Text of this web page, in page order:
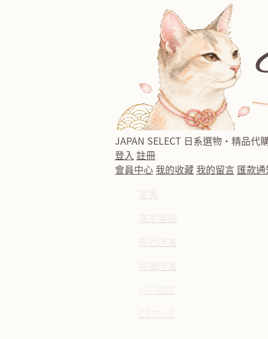
JAPAN SELECT 日系選物・精品代
登入 註冊
會員中心我的收藏我的留言 匯款
首頁
東京連線
新品現貨
特價現貨
VIP 限定